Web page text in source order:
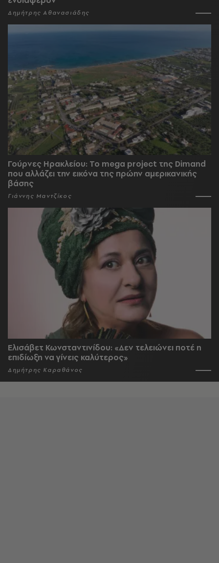
Δημήτρης Αθανασιάδης
Γούρνες Ηρακλείου: To mega project της Dimand
που αλλάζει την εικόνα της πρώην αμερικανικής
βάσης
Γιάννης Μαντζίκος
Ελισάβετ Κωνσταντινίδου: «Δεν τελειώνει ποτέ η
επιδίωξη να γίνεις καλύτερος»
Δημήτρης Καραθάνος